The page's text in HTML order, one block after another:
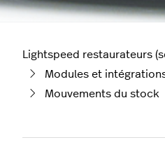
Lightspeed restaurateurs
Modules et
Mouvements du stock